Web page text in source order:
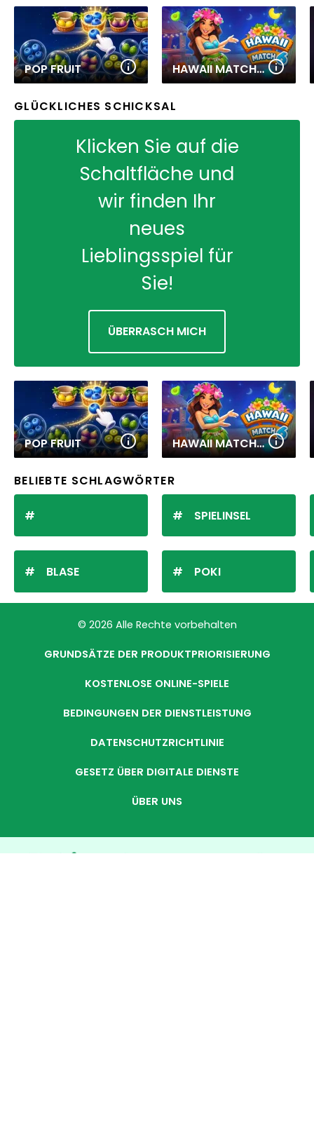
POP FRUIT HAWAII MATCH 6
GLÜCKLICHES SCHICKSAL
Klicken Sie auf die
Schaltfläche und
wir finden Ihr
neues
Lieblingsspiel für
Sie!
ÜBERRASCH MICH
POP FRUIT HAWAII MATCH 6
BELIEBTE SCHLAGWÖRTER
BLASE
SPIELINSEL
POKI
© 2026 Alle Rechte vorbehalten
GRUNDSÄTZE DER PRODUKTPRIORISIERUNG
KOSTENLOSE ONLINE-SPIELE
BEDINGUNGEN DER DIENSTLEISTUNG
DATENSCHUTZRICHTLINIE
GESETZ ÜBER DIGITALE DIENSTE
ÜBER UNS